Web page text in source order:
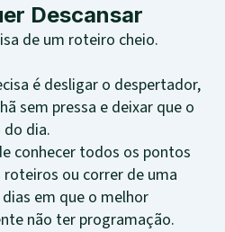
Descansar
de um roteiro cheio.
é desligar o despertador,
sem pressa e deixar que o
dia.
conhecer todos os pontos
ou correr de uma
em que o melhor
não ter programação.